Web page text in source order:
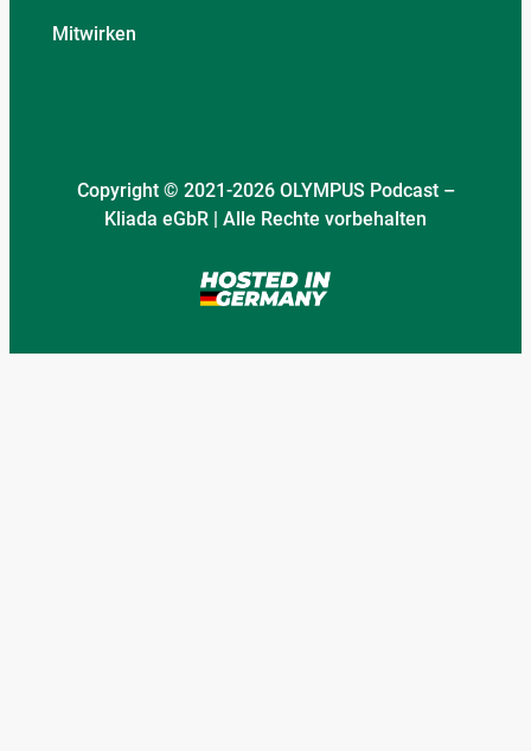
Mitwirken
Copyright © 2021-2026 OLYMPUS Podcast –
Kliada eGbR | Alle Rechte vorbehalten